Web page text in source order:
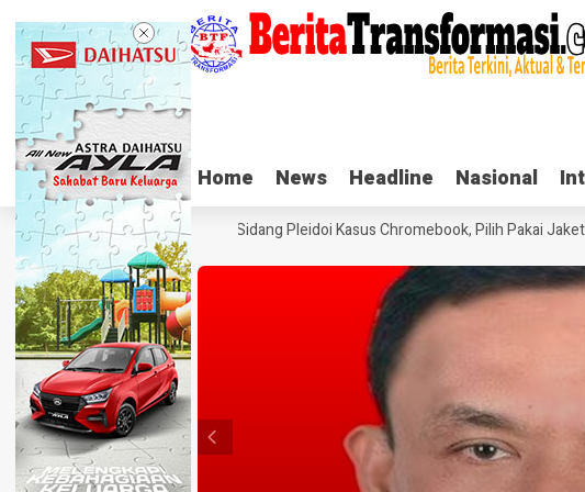
Home News Headline Nasional
Home News Headline Nasional
Tangis Haru Nadiem Makarim di Sidang Pleidoi Kasus Chromebook, Pilih Pakai Jaket